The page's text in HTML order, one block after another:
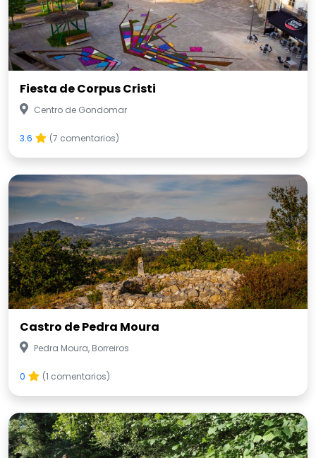
Fiesta de Corpus Cristi
Centro de Gondomar
3.6 (7 comentarios)
Castro de Pedra Moura
Pedra Moura, Borreiros
0 (1 comentarios)